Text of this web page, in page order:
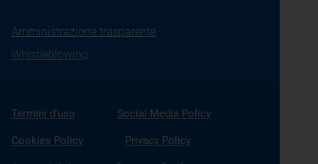
Amministrazione trasparente
Whistleblowing
Termini d'uso Social Media Policy
Cookies Policy Privacy Policy